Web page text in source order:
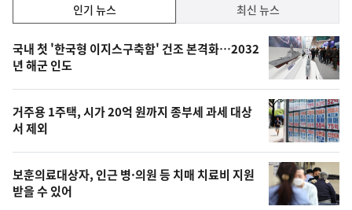
기,
최
신,
오
늘
의
영
상
인기 뉴스 최신 뉴스
인
기
뉴
스
국내 첫 '한국형 이지스구축함' 건조 본격화…2032
년 해군 인도
거주용 1주택, 시가 20억 원까지 종부세 과세 대상
서 제외
보훈의료대상자, 인근 병·의원 등 치매 치료비 지원
받을 수 있어